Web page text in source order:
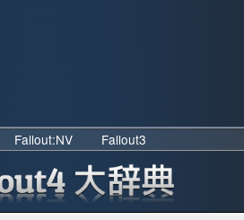
Fallout:NV Fallout3